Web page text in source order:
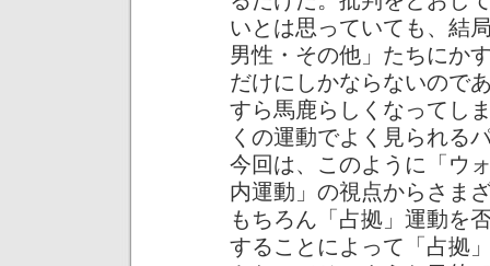
いとは思っていても、結
男性・その他」たちにか
だけにしかならないので
すら馬鹿らしくなってし
くの運動でよく見られる
今回は、このように「ウ
内運動」の視点からさま
もちろん「占拠」運動を
することによって「占拠